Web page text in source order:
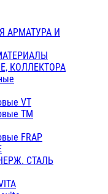
АРМАТУРА И
КОЛЛЕКТОРА
VT
ТМ
FRAP
СТАЛЬ